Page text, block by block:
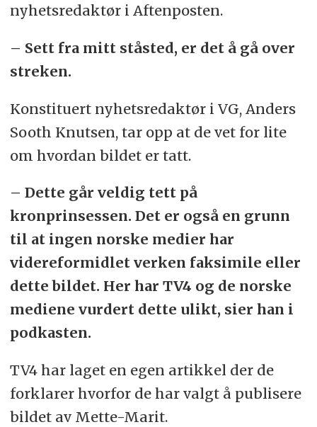
nyhetsredaktør i Aftenposten.
– Sett fra mitt ståsted, er det å gå over
streken.
Konstituert nyhetsredaktør i VG, Anders
Sooth Knutsen, tar opp at de vet for lite
om hvordan bildet er tatt.
– Dette går veldig tett på
kronprinsessen. Det er også en grunn
til at ingen norske medier har
videreformidlet verken faksimile eller
dette bildet. Her har TV4 og de norske
mediene vurdert dette ulikt, sier han i
podkasten.
TV4 har laget en egen artikkel der de
forklarer hvorfor de har valgt å publisere
bildet av Mette-Marit.